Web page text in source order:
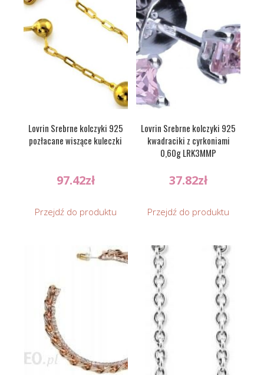
Lovrin Srebrne kolczyki 925
pozłacane wiszące kuleczki
97.42zł
Przejdź do produktu
Lovrin Srebrne kolczyki 925
kwadraciki z cyrkoniami
0,60g LRK3MMP
37.82zł
Przejdź do produktu